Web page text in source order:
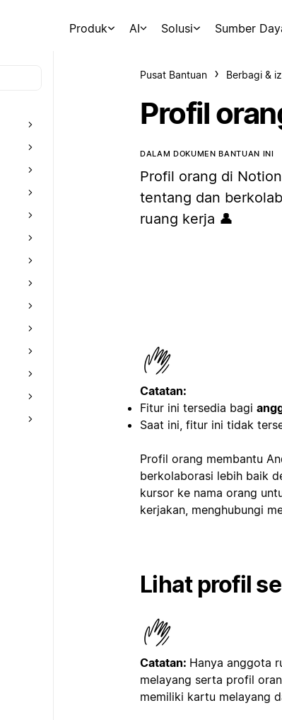
Produk AI Solusi Sumber
Pusat Bantuan Berbagi &
Profil
DALAM DOKUMEN BANTUAN INI
Profil orang di
tentang dan
ruang kerja 👤
Catatan:
Fitur ini tersedia bagi
Saat ini, fitur ini tidak
Profil orang membantu
berkolaborasi lebih baik
kursor ke nama orang
kerjakan, menghubungi
Lihat profil
Catatan: Hanya anggota
melayang serta profil
memiliki kartu melayang